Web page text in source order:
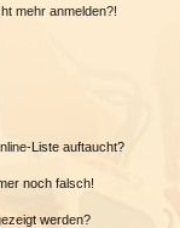
mehr anmelden?!
Liste auftaucht?
noch falsch!
werden?